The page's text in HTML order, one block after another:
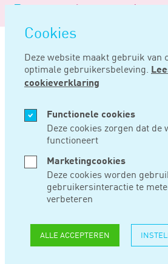
overslaan
Cookies
Deze website maakt gebruik van
optimale gebruikersbeleving.
cookieverklaring
Functionele cookies
Deze cookies zorgen dat de
functioneert
Marketingcookies
Deze cookies worden
gebruikersinteractie te
verbeteren
ALLE ACCEPTEREN
Logo
Noord
Negentig
Home Nieuws
MRT 06, 2019
HERSTEL
ZET DOOR